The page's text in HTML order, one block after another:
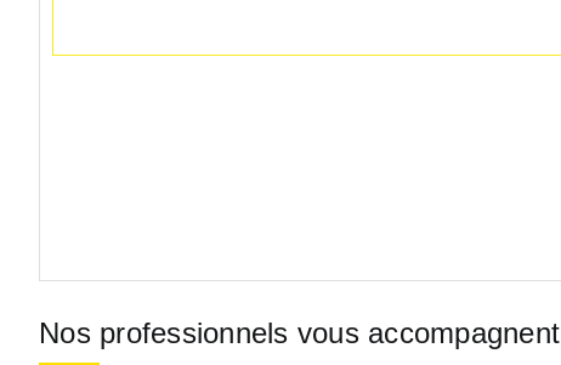
Nos professionnels vous accompagnent